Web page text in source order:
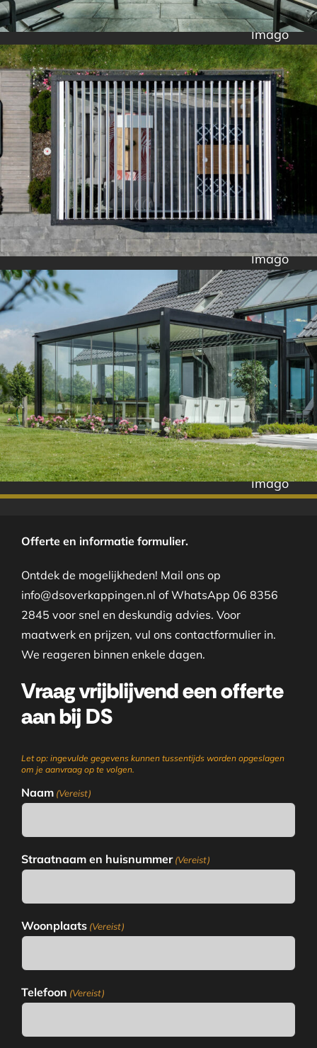
Imago
Imago
Imago
Offerte en informatie formulier.
Ontdek de mogelijkheden! Mail ons op
info@dsoverkappingen.nl of WhatsApp 06 8356
2845 voor snel en deskundig advies. Voor
maatwerk en prijzen, vul ons contactformulier in.
We reageren binnen enkele dagen.
Vraag vrijblijvend een offerte
aan bij DS
Let op: ingevulde gegevens kunnen tussentijds worden opgeslagen
om je aanvraag op te volgen.
Naam (Vereist)
Straatnaam en huisnummer (Vereist)
Woonplaats (Vereist)
Telefoon (Vereist)